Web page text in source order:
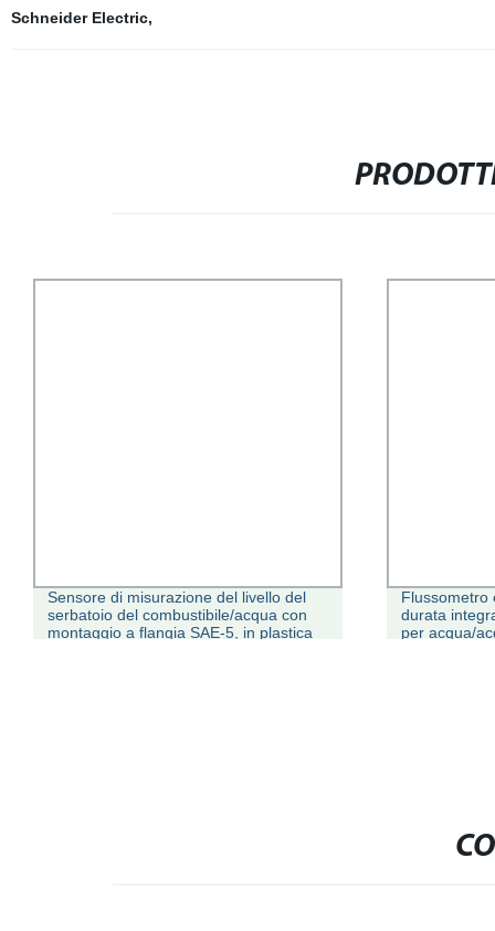
Schneider Electric,
Sensore di misurazione del livello del
serbatoio del combustibile/acqua con
montaggio a flangia SAE-5, in plastica
Flussometro
durata
per acqua/